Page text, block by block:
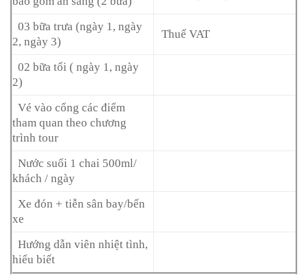
03 bữa trưa (ngày 1, ngày
2, ngày 3)
Thuế VAT
02 bữa tối ( ngày 1, ngày
2)
Vé vào cổng các điểm
tham quan theo chương
trình tour
Nước suối 1 chai 500ml/
khách / ngày
Xe đón + tiễn sân bay/bến
xe
Hướng dẫn viên nhiệt tình,
hiểu biết